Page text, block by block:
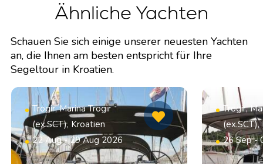
Ähnliche Yachten
Schauen Sie sich einige unserer neuesten Yachten
an, die Ihnen am besten entspricht für Ihre
Segeltour in Kroatien.
Trogir, Marina Trogir
(ex.SCT), Kroatien
22 Aug - 29 Aug 2026
Trogir,
26 Sep -